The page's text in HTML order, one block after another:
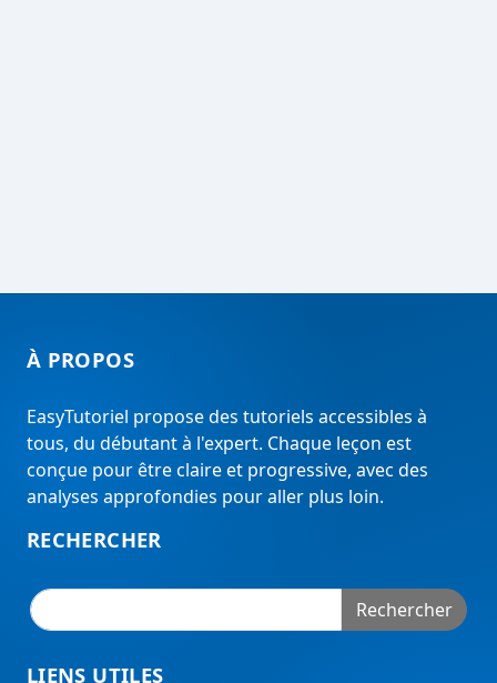
À PROPOS
EasyTutoriel propose des tutoriels accessibles à
tous, du débutant à l'expert. Chaque leçon est
conçue pour être claire et progressive, avec des
analyses approfondies pour aller plus loin.
RECHERCHER
Rechercher
LIENS UTILES